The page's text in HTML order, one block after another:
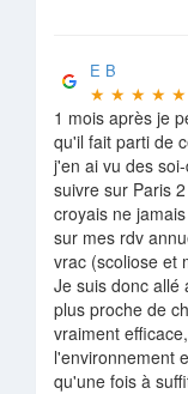
E B
★ ★ ★ ★ ★
1 mois après je
qu'il fait parti de
j'en ai vu des
suivre sur Paris
croyais ne
sur mes rdv
vrac (scoliose et
Je suis donc allé
plus proche de
vraiment
l'environnement
qu'une fois à